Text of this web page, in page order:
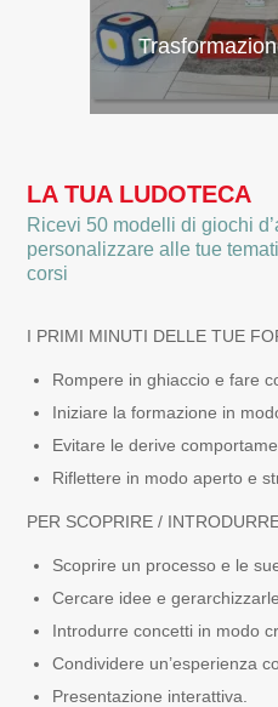
LA TUA LUDOTECA
Ricevi 50 modelli di giochi
personalizzare alle tue
corsi
I PRIMI MINUTI DELLE TUE
Rompere in ghiaccio e fare
Iniziare la formazione in
Evitare le derive
Riflettere in modo aperto e
PER SCOPRIRE /
Scoprire un processo e le
Cercare idee e gerarchizzarle.
Introdurre concetti in modo
Condividere un’esperienza
Presentazione interattiva.